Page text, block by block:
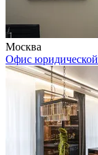
Москва
Офис